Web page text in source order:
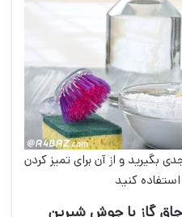
بگیرید و از آن برای تمیز کردن
کنید
گاز با جوش شیرین